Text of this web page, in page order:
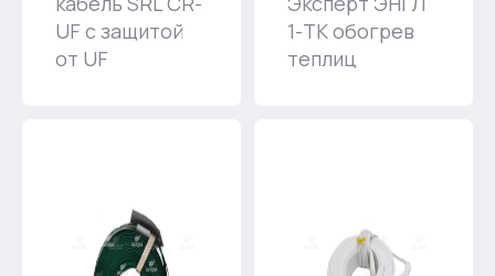
UF с защитой
от UF
1-ТК обогрев
теплиц